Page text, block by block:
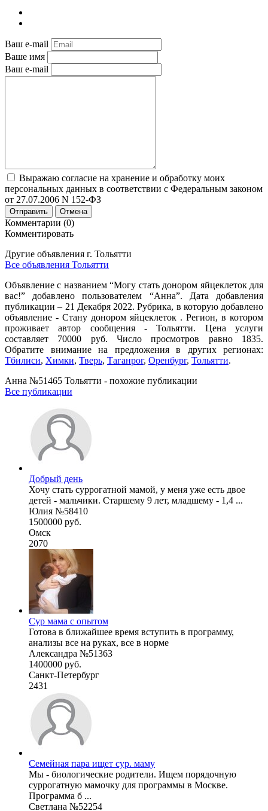
Ваш e-mail
Ваше имя
Ваш e-mail
Выражаю согласие на хранение и обработку моих
персональных данных в соответствии с Федеральным законом
от 27.07.2006 N 152-ФЗ
Отправить Отмена
Комментарии (0)
Комментировать
Другие объявления г. Тольятти
Все объявления Тольятти
Объявление с названием “Могу стать донором яйцеклеток для
вас!” добавлено пользователем “Анна”. Дата добавления
публикации – 21 Декабря 2022. Рубрика, в которую добавлено
объявление - Стану донором яйцеклеток . Регион, в котором
проживает автор сообщения - Тольятти. Цена услуги
составляет 70000 руб. Число просмотров равно 1835.
Обратите внимание на предложения в других регионах:
Тбилиси, Химки, Тверь, Таганрог, Оренбург, Тольятти.
Анна №51465 Тольятти - похожие публикации
Все публикации
Добрый день
Хочу стать суррогатной мамой, у меня уже есть двое
детей - мальчики. Старшему 9 лет, младшему - 1,4 ...
Юлия №58410
1500000 руб.
Омск
2070
Сур мама с опытом
Готова в ближайшее время вступить в программу,
анализы все на руках, все в норме
Александра №51363
1400000 руб.
Санкт-Петербург
2431
Семейная пара ищет сур. маму
Мы - биологические родители. Ищем порядочную
суррогатную мамочку для программы в Москве.
Программа б ...
Светлана №52254